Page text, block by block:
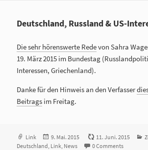
Deutschland, Russland & US-
Die sehr hörenswerte Redevon Sahra
19. März 2015 im Bundestag
Interessen, Griechenland).
Danke für den Hinweis an den Verfasser
Beitrags im Freitag.
Format
Link
Veröffentlicht
am
9. Mai. 2015 11. Juni. 2015
Deutschland Link News 0 Comments